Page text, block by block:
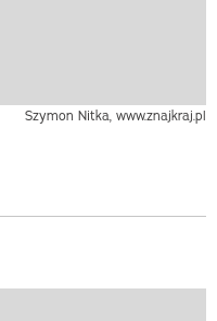
Szymon Nitka, www.znajkraj.pl